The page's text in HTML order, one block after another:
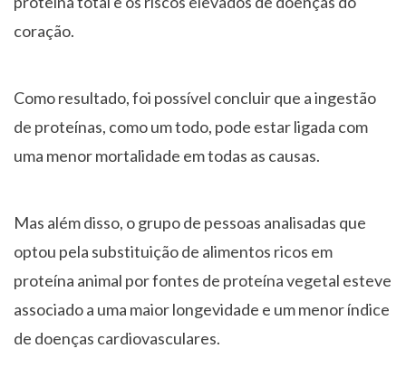
coração.
Como resultado, foi possível concluir que a ingestão
de proteínas, como um todo, pode estar ligada com
uma menor mortalidade em todas as causas.
Mas além disso, o grupo de pessoas analisadas que
optou pela substituição de alimentos ricos em
proteína animal por fontes de proteína vegetal esteve
associado a uma maior longevidade e um menor índice
de doenças cardiovasculares.